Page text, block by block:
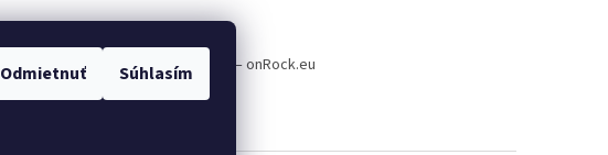
Odmietnuť Súhlasím
Dizajn, napojenie a plnenie e-shopov – onRock.eu